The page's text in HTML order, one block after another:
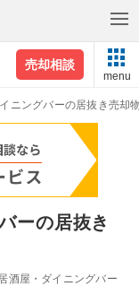
売却相談
menu
ニングバーの居抜き売却
ーの居抜き
酒屋・ダイニングバー